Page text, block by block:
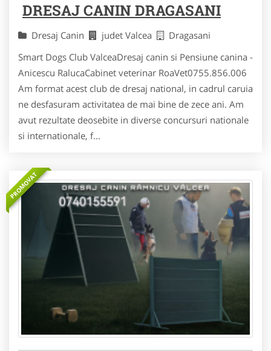
DRESAJ CANIN DRAGASANI
Dresaj Canin judet Valcea
Dragasani
Smart Dogs Club ValceaDresaj canin si Pensiune canina -
Anicescu RalucaCabinet veterinar RoaVet0755.856.006
Am format acest club de dresaj national, in cadrul caruia
ne desfasuram activitatea de mai bine de zece ani. Am
avut rezultate deosebite in diverse concursuri nationale
si internationale, f...
PROMOVAT